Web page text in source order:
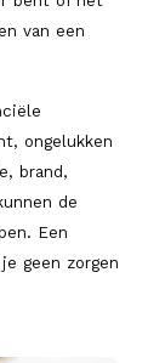
van een
ongelukken
brand,
de
Een
geen zorgen